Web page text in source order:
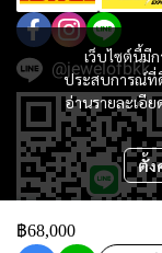
฿68,000
เว็บไซต์นี้มี
ประสบการณ์ที่
อ่านรายละเอีย
ตั้ง
@jewelofbkk